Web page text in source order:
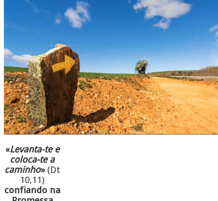
«Levanta-te e
coloca-te a
caminho»(Dt
10,11)
confiando na